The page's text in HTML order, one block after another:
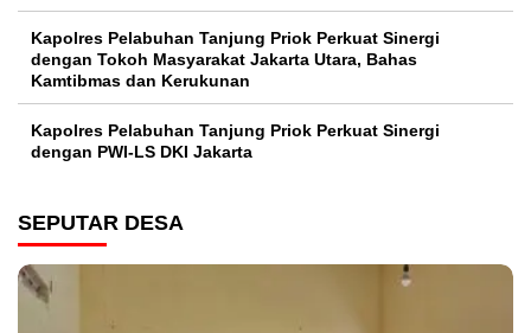
Kapolres Pelabuhan Tanjung Priok Perkuat Sinergi
dengan Tokoh Masyarakat Jakarta Utara, Bahas
Kamtibmas dan Kerukunan
Kapolres Pelabuhan Tanjung Priok Perkuat Sinergi
dengan PWI-LS DKI Jakarta
SEPUTAR DESA